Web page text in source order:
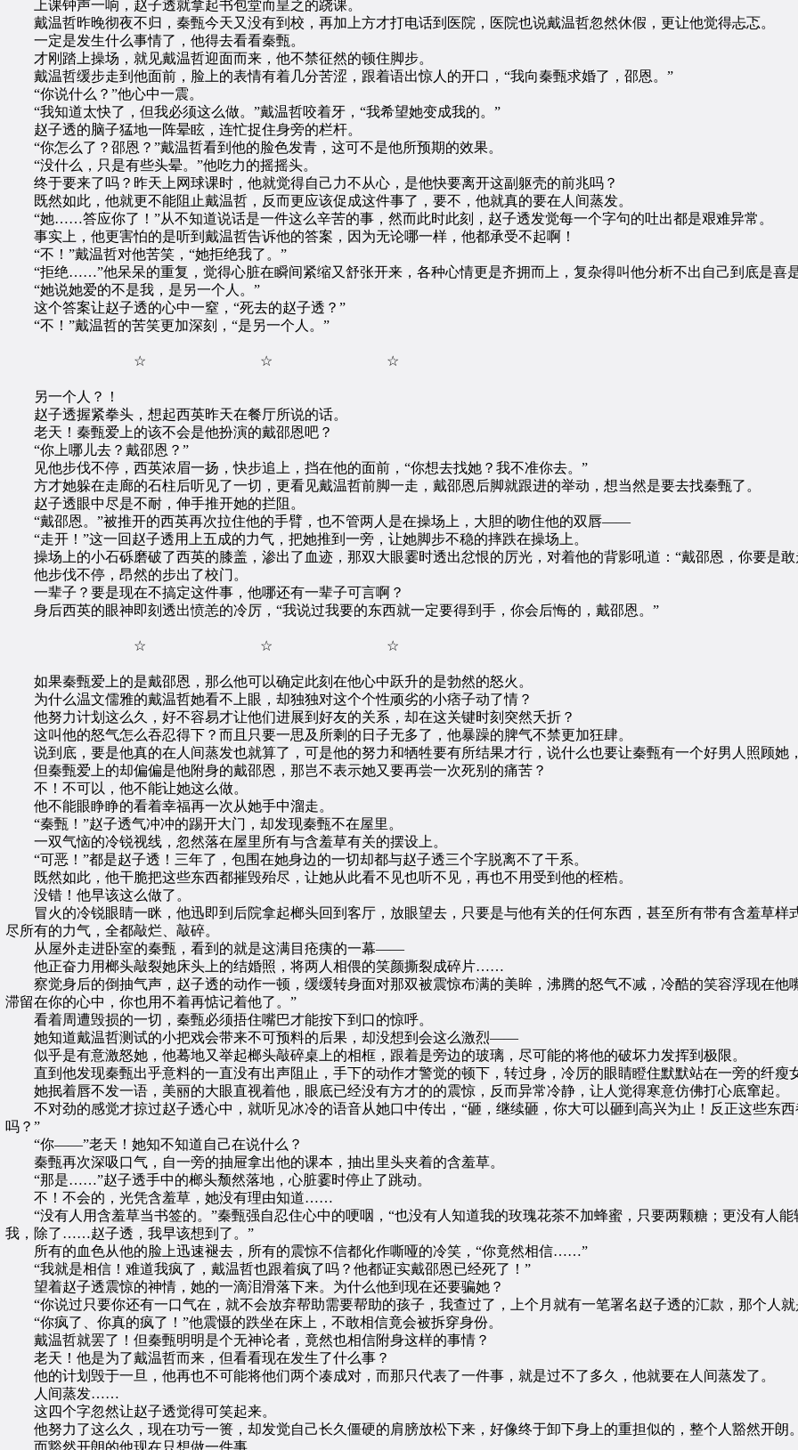
上课钟声一响，赵子透就拿起书包堂而皇之的跷课。
戴温哲昨晚彻夜不归，秦甄今天又没有到校，再加上方才打电话到医院，医院也说戴温哲忽然休假，更让他觉得忐忑。
一定是发生什么事情了，他得去看看秦甄。
才刚踏上操场，就见戴温哲迎面而来，他不禁征然的顿住脚步。
戴温哲缓步走到他面前，脸上的表情有着几分苦涩，跟着语出惊人的开口，“我向秦甄求婚了，邵恩。”
“你说什么？”他心中一震。
“我知道太快了，但我必须这么做。”戴温哲咬着牙，“我希望她变成我的。”
赵子透的脑子猛地一阵晕眩，连忙捉住身旁的栏杆。
“你怎么了？邵恩？”戴温哲看到他的脸色发青，这可不是他所预期的效果。
“没什么，只是有些头晕。”他吃力的摇摇头。
终于要来了吗？昨天上网球课时，他就觉得自己力不从心，是他快要离开这副躯壳的前兆吗？
既然如此，他就更不能阻止戴温哲，反而更应该促成这件事了，要不，他就真的要在人间蒸发。
“她……答应你了！”从不知道说话是一件这么辛苦的事，然而此时此刻，赵子透发觉每一个字句的吐出都是艰难异常。
事实上，他更害怕的是听到戴温哲告诉他的答案，因为无论哪一样，他都承受不起啊！
“不！”戴温哲对他苦笑，“她拒绝我了。”
“拒绝……”他呆呆的重复，觉得心脏在瞬间紧缩又舒张开来，各种心情更是齐拥而上，复杂得叫他分析不出自己到底是喜是
“她说她爱的不是我，是另一个人。”
这个答案让赵子透的心中一窒，“死去的赵子透？”
“不！”戴温哲的苦笑更加深刻，“是另一个人。”
☆ ☆ ☆
另一个人？！
赵子透握紧拳头，想起西英昨天在餐厅所说的话。
老天！秦甄爱上的该不会是他扮演的戴邵恩吧？
“你上哪儿去？戴邵恩？”
见他步伐不停，西英浓眉一扬，快步追上，挡在他的面前，“你想去找她？我不准你去。”
方才她躲在走廊的石柱后听见了一切，更看见戴温哲前脚一走，戴邵恩后脚就跟进的举动，想当然是要去找秦甄了。
赵子透眼中尽是不耐，伸手推开她的拦阻。
“戴邵恩。”被推开的西英再次拉住他的手臂，也不管两人是在操场上，大胆的吻住他的双唇——
“走开！”这一回赵子透用上五成的力气，把她推到一旁，让她脚步不稳的摔跌在操场上。
操场上的小石砾磨破了西英的膝盖，渗出了血迹，那双大眼霎时透出忿恨的厉光，对着他的背影吼道：“戴邵恩，你要是敢
他步伐不停，昂然的步出了校门。
一辈子？要是现在不搞定这件事，他哪还有一辈子可言啊？
身后西英的眼神即刻透出愤恙的冷厉，“我说过我要的东西就一定要得到手，你会后悔的，戴邵恩。”
☆ ☆ ☆
如果秦甄爱上的是戴邵恩，那么他可以确定此刻在他心中跃升的是勃然的怒火。
为什么温文儒雅的戴温哲她看不上眼，却独独对这个个性顽劣的小痞子动了情？
他努力计划这么久，好不容易才让他们进展到好友的关系，却在这关键时刻突然夭折？
这叫他的怒气怎么吞忍得下？而且只要一思及所剩的日子无多了，他暴躁的脾气不禁更加狂肆。
说到底，要是他真的在人间蒸发也就算了，可是他的努力和牺牲要有所结果才行，说什么也要让秦甄有一个好男人照顾她
但秦甄爱上的却偏偏是他附身的戴邵恩，那岂不表示她又要再尝一次死别的痛苦？
不！不可以，他不能让她这么做。
他不能眼睁睁的看着幸福再一次从她手中溜走。
“秦甄！”赵子透气冲冲的踢开大门，却发现秦甄不在屋里。
一双气恼的冷锐视线，忽然落在屋里所有与含羞草有关的摆设上。
“可恶！”都是赵子透！三年了，包围在她身边的一切却都与赵子透三个字脱离不了干系。
既然如此，他干脆把这些东西都摧毁殆尽，让她从此看不见也听不见，再也不用受到他的桎梏。
没错！他早该这么做了。
冒火的冷锐眼睛一眯，他迅即到后院拿起榔头回到客厅，放眼望去，只要是与他有关的任何东西，甚至所有带有含羞草
尽所有的力气，全都敲烂、敲碎。
从屋外走进卧室的秦甄，看到的就是这满目疮痍的一幕——
他正奋力用榔头敲裂她床头上的结婚照，将两人相偎的笑颜撕裂成碎片……
察觉身后的倒抽气声，赵子透的动作一顿，缓缓转身面对那双被震惊布满的美眸，沸腾的怒气不减，冷酷的笑容浮现在他
滞留在你的心中，你也用不着再惦记着他了。”
看着周遭毁损的一切，秦甄必须捂住嘴巴才能按下到口的惊呼。
她知道戴温哲测试的小把戏会带来不可预料的后果，却没想到会这么激烈——
似乎是有意激怒她，他蓦地又举起榔头敲碎桌上的相框，跟着是旁边的玻璃，尽可能的将他的破坏力发挥到极限。
直到他发现秦甄出乎意料的一直没有出声阻止，手下的动作才警觉的顿下，转过身，冷厉的眼睛瞪住默默站在一旁的纤瘦
她抿着唇不发一语，美丽的大眼直视着他，眼底已经没有方才的的震惊，反而异常冷静，让人觉得寒意仿佛打心底窜起。
不对劲的感觉才掠过赵子透心中，就听见冰冷的语音从她口中传出，“砸，继续砸，你大可以砸到高兴为止！反正这些东
吗？”
“你——”老天！她知不知道自己在说什么？
秦甄再次深吸口气，自一旁的抽屉拿出他的课本，抽出里头夹着的含羞草。
“那是……”赵子透手中的榔头颓然落地，心脏霎时停止了跳动。
不！不会的，光凭含羞草，她没有理由知道……
“没有人用含羞草当书签的。”秦甄强自忍住心中的哽咽，“也没有人知道我的玫瑰花茶不加蜂蜜，只要两颗糖；更没有人能
我，除了……赵子透，我早该想到了。”
所有的血色从他的脸上迅速褪去，所有的震惊不信都化作嘶哑的冷笑，“你竟然相信……”
“我就是相信！难道我疯了，戴温哲也跟着疯了吗？他都证实戴邵恩已经死了！”
望着赵子透震惊的神情，她的一滴泪滑落下来。为什么他到现在还要骗她？
“你说过只要你还有一口气在，就不会放弃帮助需要帮助的孩子，我查过了，上个月就有一笔署名赵子透的汇款，那个人就
“你疯了、你真的疯了！”他震慑的跌坐在床上，不敢相信竟会被拆穿身份。
戴温哲就罢了！但秦甄明明是个无神论者，竟然也相信附身这样的事情？
老天！他是为了戴温哲而来，但看看现在发生了什么事？
他的计划毁于一旦，他再也不可能将他们两个凑成对，而那只代表了一件事，就是过不了多久，他就要在人间蒸发了。
人间蒸发……
这四个字忽然让赵子透觉得可笑起来。
他努力了这么久，现在功亏一篑，却发觉自己长久僵硬的肩膀放松下来，好像终于卸下身上的重担似的，整个人豁然开朗。
而豁然开朗的他现在只想做一件事。